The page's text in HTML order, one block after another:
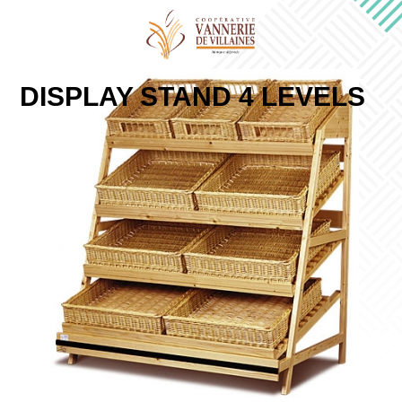
DISPLAY STAND 4 LEVELS